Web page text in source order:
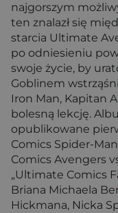
najgorszym
ten znalazł się
starcia Ultimate
po odniesieniu
swoje życie, by
Goblinem
Iron Man, Kapitan
bolesną lekcję.
opublikowane
Comics Spider-
Comics Avengers
„Ultimate Comics
Briana Michaela
Hickmana, Nicka